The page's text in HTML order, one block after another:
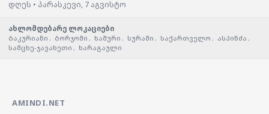
დღეს • პარასკევი, 7 აგვისტო
ახლომდებარე ლოკაციები
ბაკურიანი , ბორჯომი , ხაშური , სურამი , საქართველო , ასპინძა ,
სამცხე-ჯავახეთი , ხარაგაული
AMINDI.NET